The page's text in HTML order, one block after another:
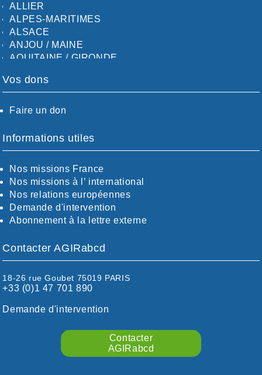
ALLIER
ALPES-MARITIMES
ALSACE
ANJOU / MAINE
AQUITAINE / GIRONDE
AUDE
CALVADOS-ORNE
CHARENTE-MARITIME
DORDOGNE
DRÖME / ARDÈCHE
ESSONNE
EURE-ET-LOIR
EURE/SEINE-MARITIME
GARD
HAUTE-GARONNE
HAUTES-PYRÉNÉES
HÉRAULT
ISÈRE
LOIRE / OCÉAN
Vos dons
Faire un don
Informations utiles
Nos missions France
Nos missions à l’ international
Nos relations européennes
Demande d'intervention
Abonnement à la lettre externe
Contacter AGIRabcd
18-26 rue Goubet 75019 PARIS
+33 (0)1 47 701 890
Demande d'intervention
Contacter
AGIRabcd